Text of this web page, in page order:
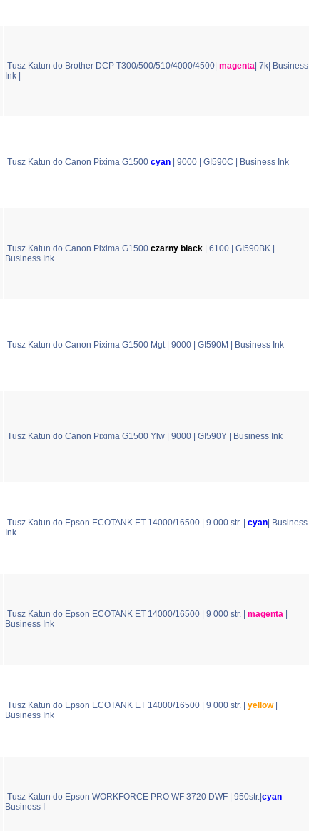
Tusz Katun do Brother DCP T300/500/510/4000/4500| magenta | 7k| Business
Ink |
Tusz Katun do Canon Pixima G1500 cyan | 9000 | GI590C | Business Ink
Tusz Katun do Canon Pixima G1500 czarny black | 6100 | GI590BK |
Business Ink
Tusz Katun do Canon Pixima G1500 Mgt | 9000 | GI590M | Business Ink
Tusz Katun do Canon Pixima G1500 Ylw | 9000 | GI590Y | Business Ink
Tusz Katun do Epson ECOTANK ET 14000/16500 | 9 000 str. | cyan | Business
Ink
Tusz Katun do Epson ECOTANK ET 14000/16500 | 9 000 str. | magenta
Business Ink
Tusz Katun do Epson ECOTANK ET 14000/16500 | 9 000 str. | yellow|
Business Ink
Tusz Katun do Epson WORKFORCE PRO WF 3720 DWF | 950str.| cyan
Business I